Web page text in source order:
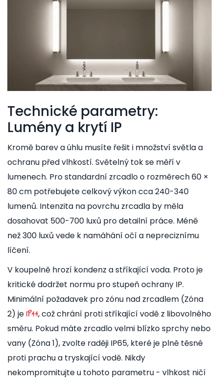
Technické parametry:
Lumény a krytí IP
Kromě barev a úhlu musíte řešit i množství světla a
ochranu před vlhkostí. Světelný tok se měří v
lumenech. Pro standardní zrcadlo o rozměrech 60 ×
80 cm potřebujete celkový výkon cca 240-340
lumenů. Intenzita na povrchu zrcadla by měla
dosahovat 500-700 luxů pro detailní práce. Méně
než 300 luxů vede k namáhání očí a nepreciznímu
líčení.
V koupelně hrozí kondenz a stříkající voda. Proto je
kritické dodržet normu pro stupeň ochrany IP.
Minimální požadavek pro zónu nad zrcadlem (Zóna
2) jeIP44, což chrání proti stříkající vodě z libovolného
směru. Pokud máte zrcadlo velmi blízko sprchy nebo
vany (Zóna 1), zvolte raději IP65, které je plně těsné
proti prachu a tryskající vodě. Nikdy
nekompromitujte u tohoto parametru - vlhkost ničí